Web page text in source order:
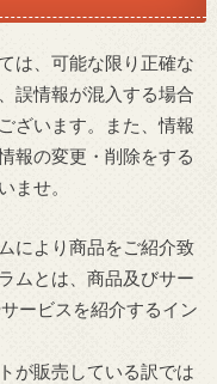
は、可能な限り正確な
誤情報が混入する場合
ざいます。また、情報
報の変更・削除をする
ませ。
により商品をご紹介致
ムとは、商品及びサー
ービスを紹介するイン
が販売している訳では